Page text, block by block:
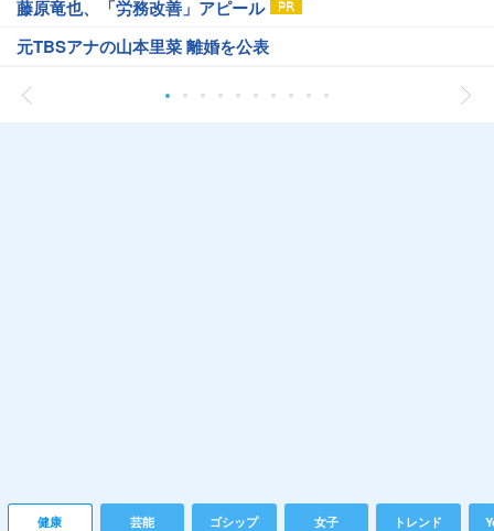
藤原竜也、「労務改善」アピール
元TBSアナの山本里菜 離婚を公表
健康 芸能 ゴシップ 女子 トレンド